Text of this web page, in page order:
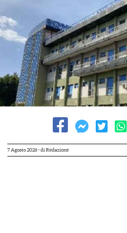
7 Agosto 2026- di Redazione